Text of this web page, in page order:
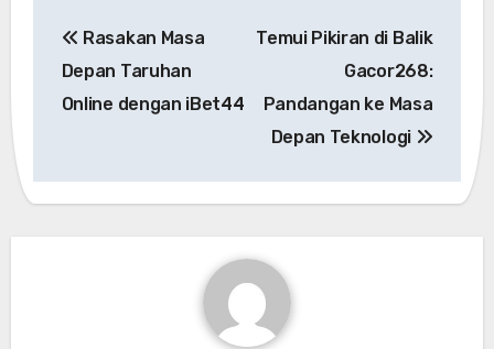
navigation
Rasakan Masa
Depan Taruhan
Online dengan iBet44
Temui Pikiran di Balik
Gacor268:
Pandangan ke Masa
Depan Teknologi